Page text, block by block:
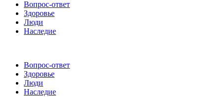
Вопрос-ответ
Здоровье
Люди
Наследие
Вопрос-ответ
Здоровье
Люди
Наследие